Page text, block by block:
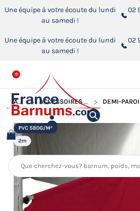
Une équipe à votre écoute du lundi
au samedi !
02
Une équipe à votre écoute du lundi
au samedi !
02
0
ACCUEIL ACCESSOIRES POUR BARNUMS PLIANTS DEMI-PAROIS POUR BARNUM